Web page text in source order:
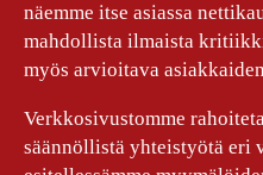
näemme itse asiassa
mahdollista ilmaista
myös arvioitava
Verkkosivustomme
säännöllistä yhteistyötä eri